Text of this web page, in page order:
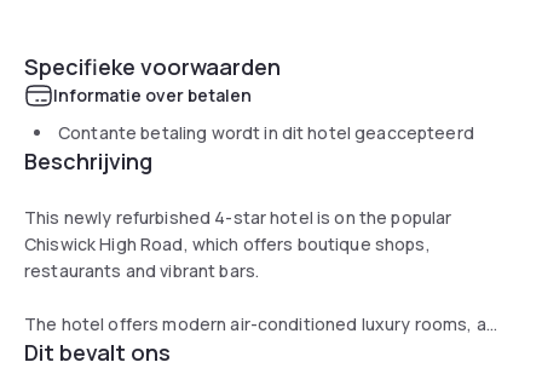
Specifieke voorwaarden
Informatie over betalen
Contante betaling wordt in dit hotel geaccepteerd
Beschrijving
This newly refurbished 4-star hotel is on the popular
Chiswick High Road, which offers boutique shops,
restaurants and vibrant bars.
The hotel offers modern air-conditioned luxury rooms, a
stylish bar and restaurant, meeting facilities and a gym.
Dit bevalt ons